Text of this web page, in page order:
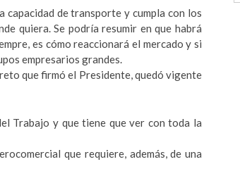
capacidad de transporte y cumpla con los
quiera. Se podría resumir en que habrá
es cómo reaccionará el mercado y si
empresarios grandes.
que firmó el Presidente, quedó vigente
Trabajo y que tiene que ver con toda la
que requiere, además, de una